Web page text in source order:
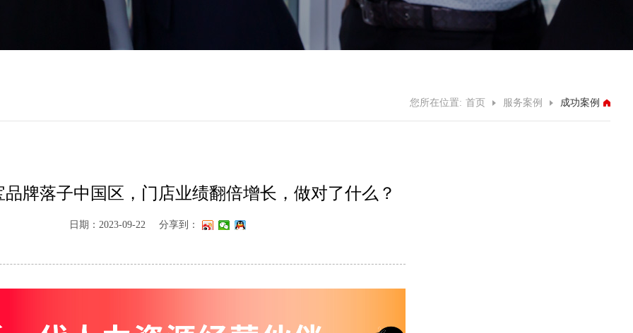
您所在位置: 首页 服务案例 成功案例
牌落子中国区，门店业绩翻倍增长，做对了什么？
日期：2023-09-22 分享到：